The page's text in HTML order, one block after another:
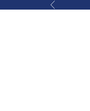
Precedente